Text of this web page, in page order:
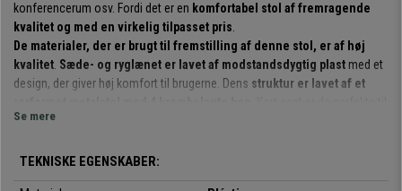
konferencerum osv. Fordi det er en komfortabel stol af fremragende
kvalitet og med en virkelig tilpasset pris
De materialer, der er brugt til fremstilling af denne stol, er af høj
kvalitet Sæde- og ryglænet er lavet af modstandsdygtig plast med et
design, der giver høj komfort til brugerne. Dens struktur er lavet af et
at tilbyde kunderne eller gæsterne et behageligt kvalitetssæde.
Det er en meget praktisk og anvendelig model
Se mere
TEKNISKE EGENSKABER: